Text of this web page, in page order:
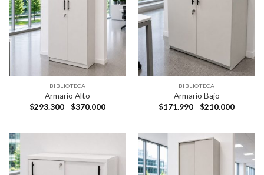
BIBLIOTECA
Armario Alto
$293.300 - $370.000Rango
$293.300
$370.000
BIBLIOTECA
Armario Bajo
$171.990 - $210.000Rango
hasta